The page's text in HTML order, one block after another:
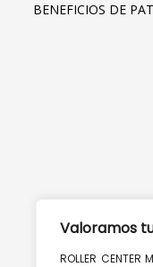
Valoramos
ROLLER
BENEFICIOS DE